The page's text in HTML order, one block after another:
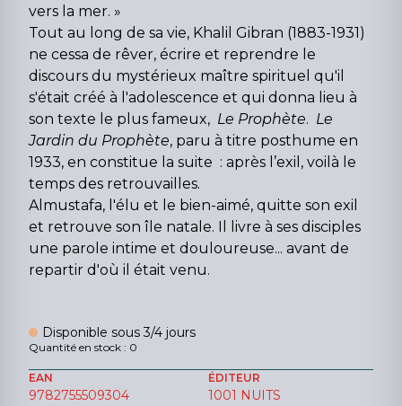
vers la mer. »
Tout au long de sa vie, Khalil Gibran (1883-1931)
ne cessa de rêver, écrire et reprendre le
discours du mystérieux maître spirituel qu'il
s'était créé à l'adolescence et qui donna lieu à
son texte le plus fameux, Le Prophète. Le
Jardin du Prophète, paru à titre posthume en
1933, en constitue la suite : après l’exil, voilà le
temps des retrouvailles.
Almustafa, l'élu et le bien-aimé, quitte son exil
et retrouve son île natale. Il livre à ses disciples
une parole intime et douloureuse... avant de
repartir d'où il était venu.
Disponible sous 3/4 jours
Quantité en stock : 0
EAN
9782755509304
ÉDITEUR
1001 NUITS